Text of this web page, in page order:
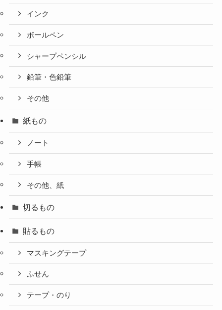
インク
ボールペン
シャープペンシル
鉛筆・色鉛筆
その他
紙もの
ノート
手帳
その他、紙
切るもの
貼るもの
マスキングテープ
ふせん
テープ・のり